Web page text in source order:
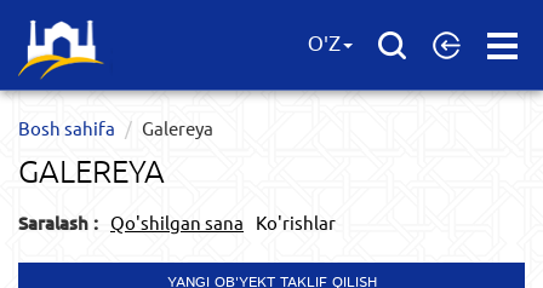
Open
O'Z
Bosh sahifa Galereya
GALEREYA
Saralash : Qo'shilgan sana Ko'rishlar
YANGI OB'YEKT TAKLIF QILISH